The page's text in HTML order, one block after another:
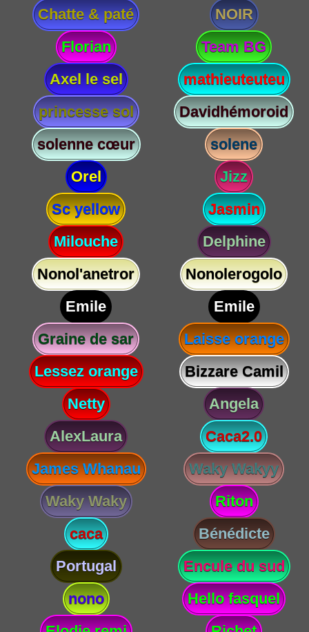
Chatte & paté
NOIR
Florian
Team BG
Axel le sel
mathieuteuteu
princesse sol
Davidhémoroid
solenne cœur
solene
Orel
Jizz
Sc yellow
Jasmin
Milouche
Delphine
Nonol'anetror
Nonolerogolo
Emile
Emile
Graine de sar
Laisse orange
Lessez orange
Bizzare Camil
Netty
Angela
AlexLaura
Caca2.0
James Whanau
Waky Wakyy
Waky Waky
Riton
caca
Bénédicte
Portugal
Encule du sud
nono
Hello fasquel